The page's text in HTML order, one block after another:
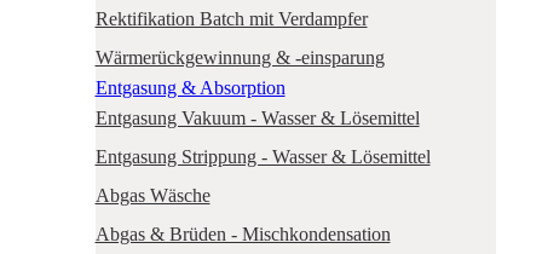
Rektifikation Batch mit Verdampfer
Wärmerückgewinnung & -einsparung
Entgasung & Absorption
Entgasung Vakuum - Wasser & Lösemittel
Entgasung Strippung - Wasser & Lösemittel
Abgas Wäsche
Abgas & Brüden - Mischkondensation